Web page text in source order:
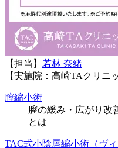
【担当】 若林 奈緒
【実施院：高崎TAクリニ
膣縮小術
膣の緩み・広がり改
とは
TAC式小陰唇縮小術（ヴ